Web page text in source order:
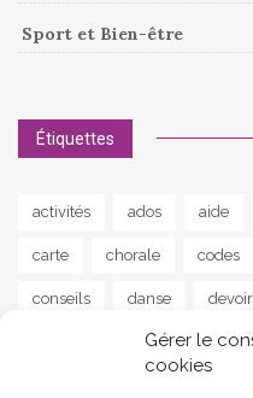
Gérer le
cookies
Sport et Bien-être
Étiquettes
activités ados aide
carte chorale codes
conseils danse
instrument